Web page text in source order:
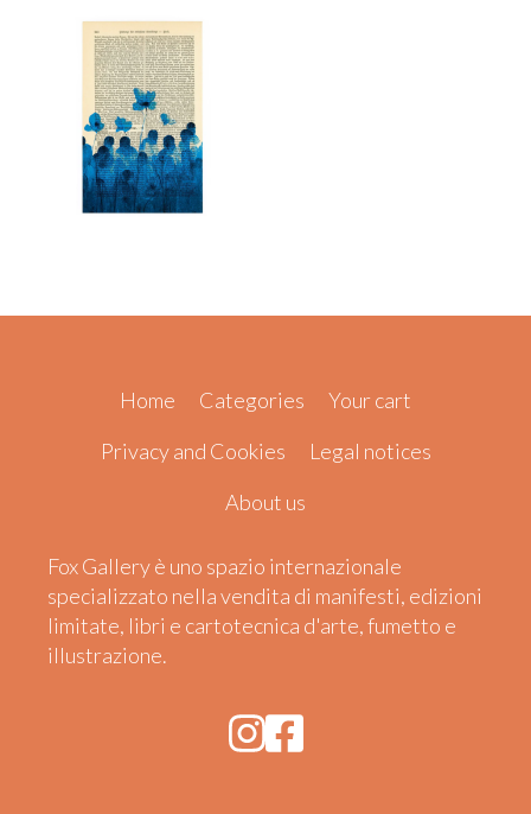
Home Categories
Your cart
Privacy and Cookies
Legal notices
About us
Fox Gallery è uno spazio internazionale
specializzato nella vendita di manifesti, edizioni
limitate, libri e cartotecnica d'arte, fumetto e
illustrazione.